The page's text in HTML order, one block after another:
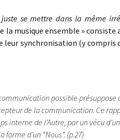
se mettre dans la même
la musique ensemble »
synchronisation (y compris
possible
de la communication. Ce
interne de l’Autre, par un vécu
d’un “Nous”. (p.27)